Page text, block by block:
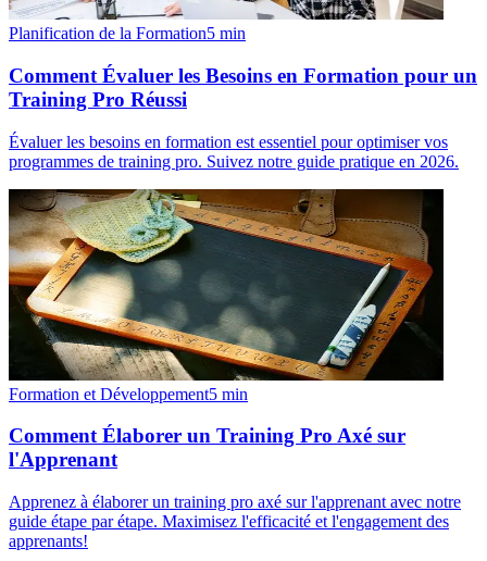
Planification de la Formation5 min
Comment Évaluer les Besoins en Formation pour un
Training Pro Réussi
Évaluer les besoins en formation est essentiel pour optimiser vos
programmes de training pro. Suivez notre guide pratique en 2026.
Formation et Développement5 min
Comment Élaborer un Training Pro Axé sur
l'Apprenant
Apprenez à élaborer un training pro axé sur l'apprenant avec notre
guide étape par étape. Maximisez l'efficacité et l'engagement des
apprenants!